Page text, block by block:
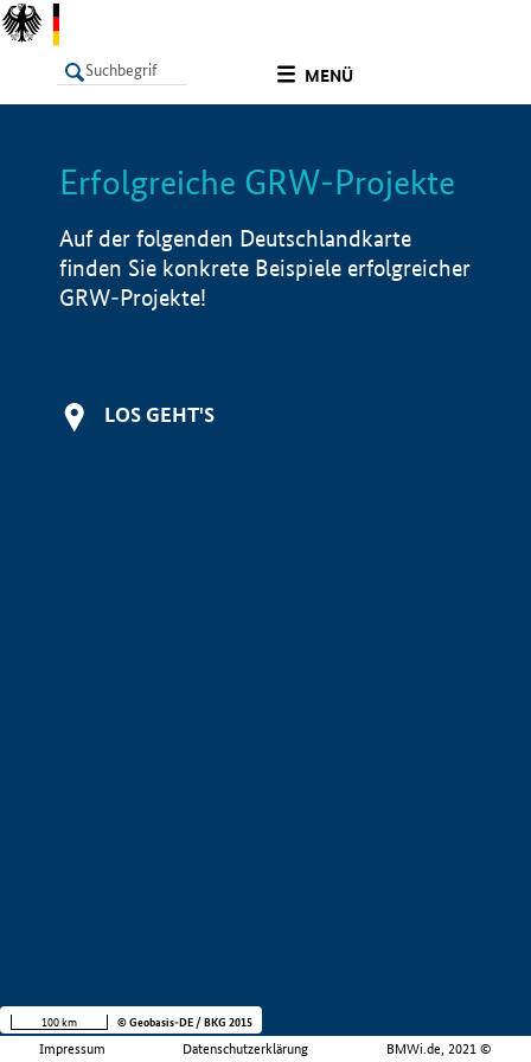
MENÜ
LISTE Info
Erfolgreiche GRW-Projekte
Auf der folgenden Deutschlandkarte
finden Sie konkrete Beispiele erfolgreicher
GRW-Projekte!
LOS GEHT'S
Impressum Datenschutzerklärung BMWi.de, 2021 ©
100 km © Geobasis-DE / BKG 2015